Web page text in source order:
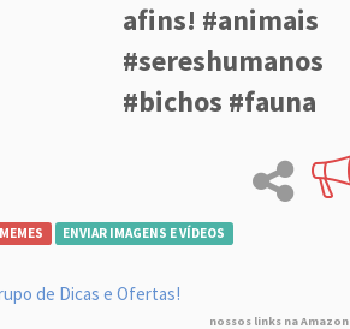
afins! #animais
#sereshumanos
#bichos #fauna
ENVIAR IMAGENS E VÍDEOS
de Dicas e Ofertas!
nossos links na Amazon